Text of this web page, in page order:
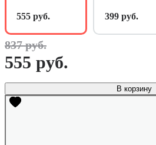
555 руб. 399 руб.
837 руб.
555 руб.
В корзину